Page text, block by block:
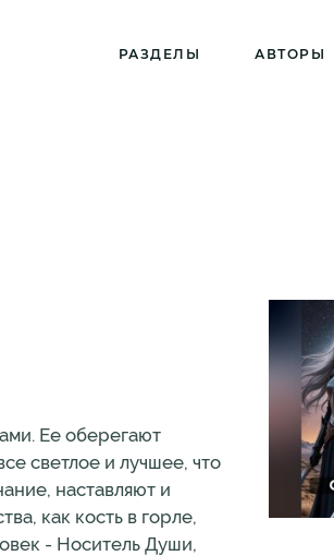
РАЗДЕЛЫ АВТОРЫ
Ее оберегают
светлое и лучшее, что
наставляют и
как кость в горле,
- Носитель Души,